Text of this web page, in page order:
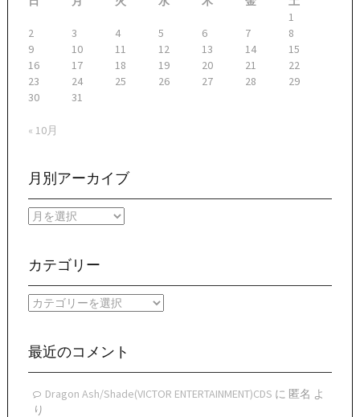
1
2
3 4 5 6 7
8
9
10 11 12 13 14
15
16
17 18 19 20 21
22
23
24 25 26 27 28
29
30
31
« 10月
月別アーカイブ
月
ー
イ
ブ
カテゴリー
カ
リ
最近のコメント
Dragon Ash/Shade(VICTOR ENTERTAINMENT)CDS に 匿名 よ
り